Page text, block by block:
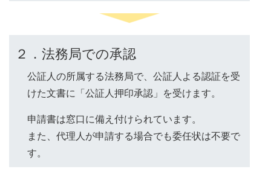
２．法務局での承認
公証人の所属する法務局で、公証人よる認証を受
けた文書に「公証人押印承認」を受けます。
申請書は窓口に備え付けられています。
また、代理人が申請する場合でも委任状は不要で
す。